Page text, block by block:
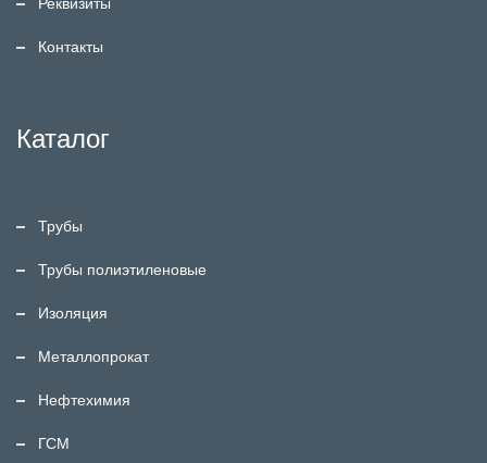
Контакты
Каталог
Трубы
Трубы полиэтиленовые
Изоляция
Металлопрокат
Нефтехимия
ГСМ